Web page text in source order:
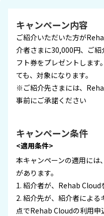
キャンペーン内容
ご紹介いただいた方が
介者さまに30,000円、ご
フト券をプレゼントしま
ても、対象になります。
※ご紹介先さまには、
事前にご承諾ください
キャンペーン条件
<適用条件>
本キャンペーンの適用には
があります。
1. 紹介者が、Rehab Cloud
2. 紹介先が、紹介者によ
点でRehab Cloudの利用申